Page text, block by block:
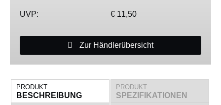
UVP: € 11,50
Zur Händlerübersicht
PRODUKT
BESCHREIBUNG
PRODUKT
SPEZIFIKATIONEN